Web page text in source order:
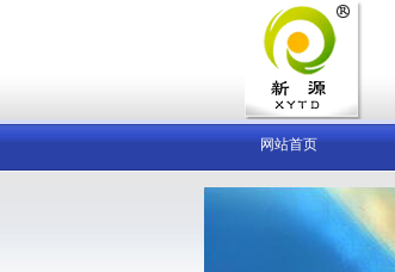
网站首页